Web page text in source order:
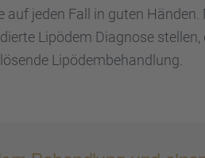
auf jeden Fall in guten
Lipödem Diagnose
Lipödem­be­hand­lung.